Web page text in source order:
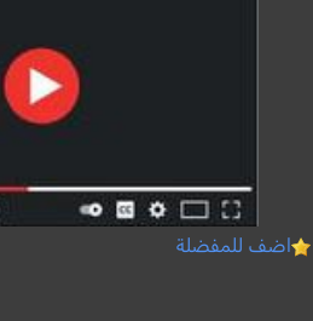
اضف للمفضلة